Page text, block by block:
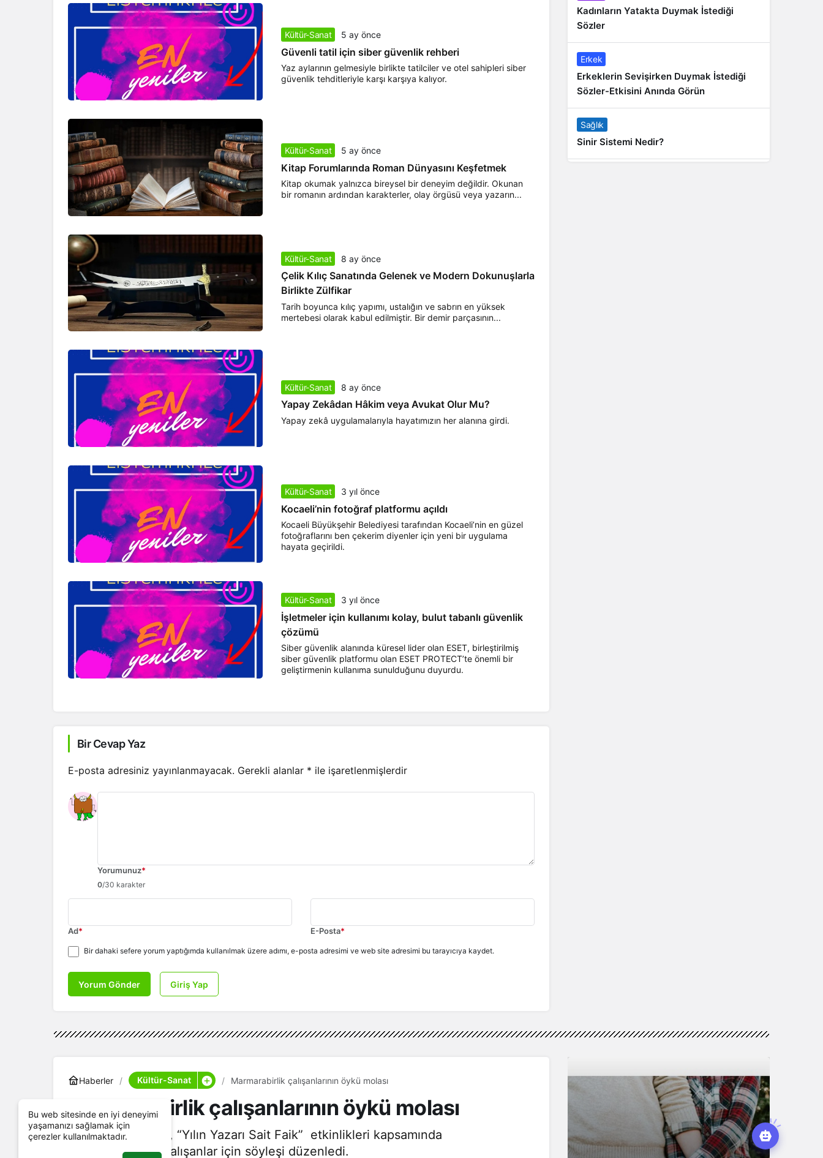
Kültür-Sanat 5 ay önce
Güvenli tatil için siber güvenlik rehberi
Yaz aylarının gelmesiyle birlikte tatilciler ve otel sahipleri siber
güvenlik tehditleriyle karşı karşıya kalıyor.
Kültür-Sanat 5 ay önce
Kitap Forumlarında Roman Dünyasını Keşfetmek
Kitap okumak yalnızca bireysel bir deneyim değildir. Okunan
bir romanın ardından karakterler, olay örgüsü veya yazarın...
Kültür-Sanat 8 ay önce
Çelik Kılıç Sanatında Gelenek ve Modern Dokunuşlarla
Birlikte Zülfikar
Tarih boyunca kılıç yapımı, ustalığın ve sabrın en yüksek
mertebesi olarak kabul edilmiştir. Bir demir parçasının...
Kültür-Sanat 8 ay önce
Yapay Zekâdan Hâkim veya Avukat Olur Mu?
Yapay zekâ uygulamalarıyla hayatımızın her alanına girdi.
Kültür-Sanat 3 yıl önce
Kocaeli’nin fotoğraf platformu açıldı
Kocaeli Büyükşehir Belediyesi tarafından Kocaeli’nin en güzel
fotoğraflarını ben çekerim diyenler için yeni bir uygulama
hayata geçirildi.
Kültür-Sanat 3 yıl önce
İşletmeler için kullanımı kolay, bulut tabanlı güvenlik
çözümü
Siber güvenlik alanında küresel lider olan ESET, birleştirilmiş
siber güvenlik platformu olan ESET PROTECT’te önemli bir
geliştirmenin kullanıma sunulduğunu duyurdu.
Bir Cevap Yaz
E-posta adresiniz yayınlanmayacak. Gerekli alanlar * ile işaretlenmişlerdir
Yorumunuz*
0/30 karakter
Ad* E-Posta*
Bir dahaki sefere yorum yaptığımda kullanılmak üzere adımı, e-posta adresimi ve web site adresimi bu tarayıcıya kaydet.
Yorum Gönder Giriş Yap
Kadınların Yatakta Duymak İstediği
Sözler
Erkek
Erkeklerin Sevişirken Duymak İstediği
Sözler-Etkisini Anında Görün
Sağlık
Sinir Sistemi Nedir?
Haberler Kültür-Sanat Marmarabirlik çalışanlarının öykü molası
Marmarabirlik çalışanlarının öykü molası
Nilüfer Belediyesi, “Yılın Yazarı Sait Faik” etkinlikleri kapsamında
Marmarabirlik’te çalışanlar için söyleşi düzenledi.
Bu web sitesinde en iyi deneyimi
yaşamanızı sağlamak için
çerezler kullanılmaktadır.